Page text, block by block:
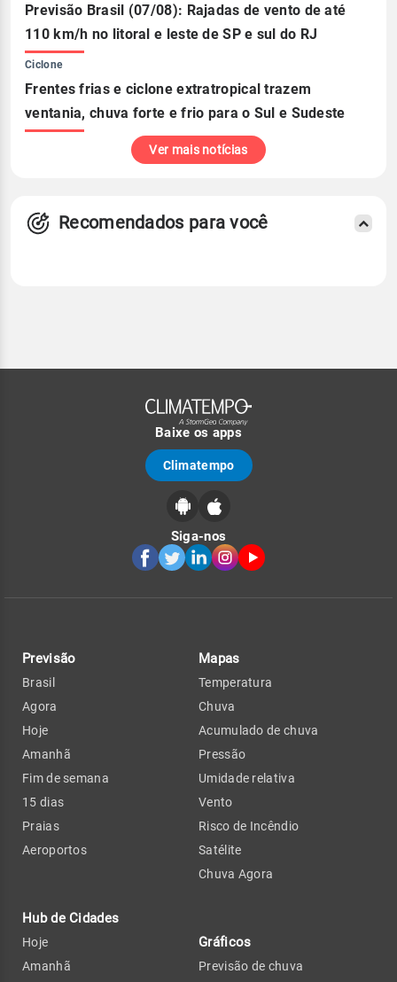
Previsão Brasil (07/08): Rajadas de vento de até
110 km/h no litoral e leste de SP e sul do RJ
Ciclone
Frentes frias e ciclone extratropical trazem
ventania, chuva forte e frio para o Sul e Sudeste
Ver mais notícias
Recomendados para você
Baixe os apps
Climatempo
Siga-nos
Previsão
Brasil
Agora
Hoje
Amanhã
Fim de semana
15 dias
Praias
Aeroportos
Hub de Cidades
Hoje
Amanhã
Mapas
Temperatura
Chuva
Acumulado de chuva
Pressão
Umidade relativa
Vento
Risco de Incêndio
Satélite
Chuva Agora
Gráficos
Previsão de chuva